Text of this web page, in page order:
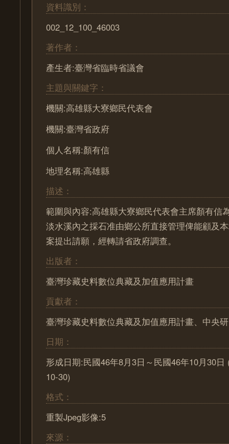
資料識別：
002_12_100_46003
著作者：
產生者:臺灣省臨時省議會
主題與關鍵字：
機關:高雄縣大寮鄉民代表會
機關:臺灣省政府
個人名稱:顏有信
地理名稱:高雄縣
描述：
範圍與內容:高雄縣大寮鄉民代表會主席顏有信
淡水溪內之採石准由鄉公所直接管理俾能顧及
案提出請願，經轉請省政府調查。
出版者：
臺灣珍藏史料數位典藏及加值應用計畫
貢獻者：
臺灣珍藏史料數位典藏及加值應用計畫、中央
日期：
形成日期:民國46年8月3日～民國46年10月30日
10-30)
格式：
重製Jpeg影像:5
來源：